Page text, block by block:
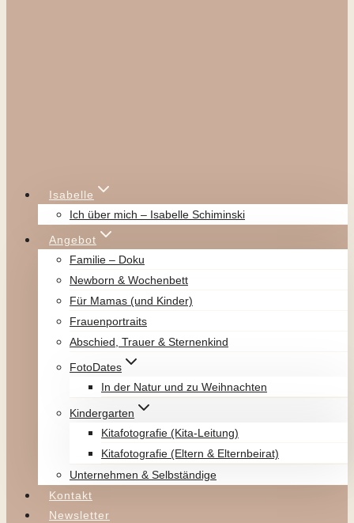
Isabelle
Ich über mich – Isabelle Schiminski
Angebot
Familie – Doku
Newborn & Wochenbett
Für Mamas (und Kinder)
Frauenportraits
Abschied, Trauer & Sternenkind
FotoDates
In der Natur und zu Weihnachten
Kindergarten
Kitafotografie (Kita-Leitung)
Kitafotografie (Eltern & Elternbeirat)
Unternehmen & Selbständige
Kontakt
Newsletter